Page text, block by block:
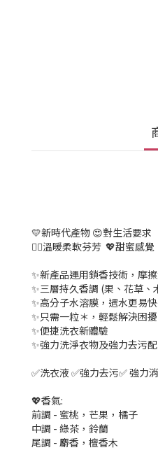
💛新時代產物 😍對生活要求
❤️‍🔥溫暖柔軟芬芳 💖甜蜜感覺
✨新產品運用鎖香技術，摩
✨三層持久香調 (果、花草、
✨高分子水溶膜，遇水更易
✨只需一粒＊，輕鬆解決困
✨便捷洗衣新體驗
✨強力洗淨衣物及強力去污
✅洗衣液 ✅強力去污✅ 強力
💖香氣:
前調 - 蜜桃，芒果，橘子
中調 - 綠茶，鈴蘭
尾調 - 麝香，檀香木